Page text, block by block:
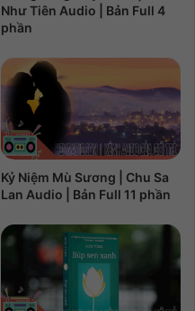
Như Tiên Audio | Bản Full 4
phần
Kỷ Niệm Mù Sương | Chu Sa
Lan Audio | Bản Full 11 phần